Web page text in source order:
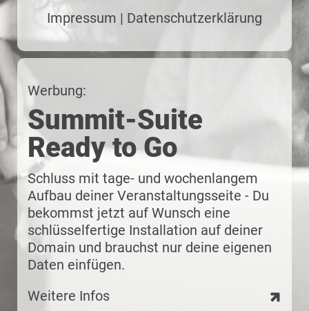
Impressum | Datenschutzerklärung
Werbung:
Summit-Suite
Ready to Go
Schluss mit tage- und wochenlangem
Aufbau deiner Veranstaltungs­seite - Du
bekommst jetzt auf Wunsch eine
schlüssel­fertige Installation auf deiner
Domain und brauchst nur deine eigenen
Daten einfügen.
Weitere Infos